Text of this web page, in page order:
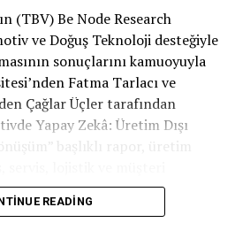
Benz User
koltuk ısıtmasıyla
olarak ayarlanabiliyor.
telleri, kemerin esnekliğini
mukavemetini etkilemeyecek
(TBV) Be Node Research
ve Doğuş Teknoloji desteğiyle
sonuçlarını kamuoyuyla
Fatma Tarlacı ve
Çağlar Üçler tarafından
Yapay Zekâ: Üretim Dışı
başlıklı rapor, üretim
yapay zekânın yarattığı
READING